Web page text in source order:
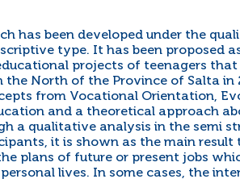
has been developed under the
type. It has been proposed
projects of teenagers that
the North of the Province of Salta in
from Vocational Orientation,
and a theoretical approach
a qualitative analysis in the semi
it is shown as the main
plans of future or present jobs
lives. In some cases, the